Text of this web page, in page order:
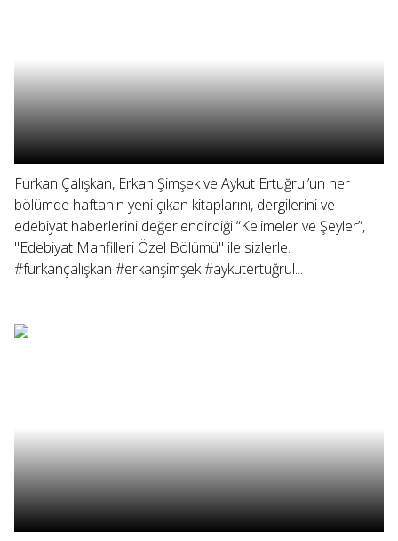
Furkan Çalışkan, Erkan Şimşek ve Aykut Ertuğrul’un her
bölümde haftanın yeni çıkan kitaplarını, dergilerini ve
edebiyat haberlerini değerlendirdiği “Kelimeler ve Şeyler”,
"Edebiyat Mahfilleri Özel Bölümü" ile sizlerle.
#furkançalışkan #erkanşimşek #aykutertuğrul...